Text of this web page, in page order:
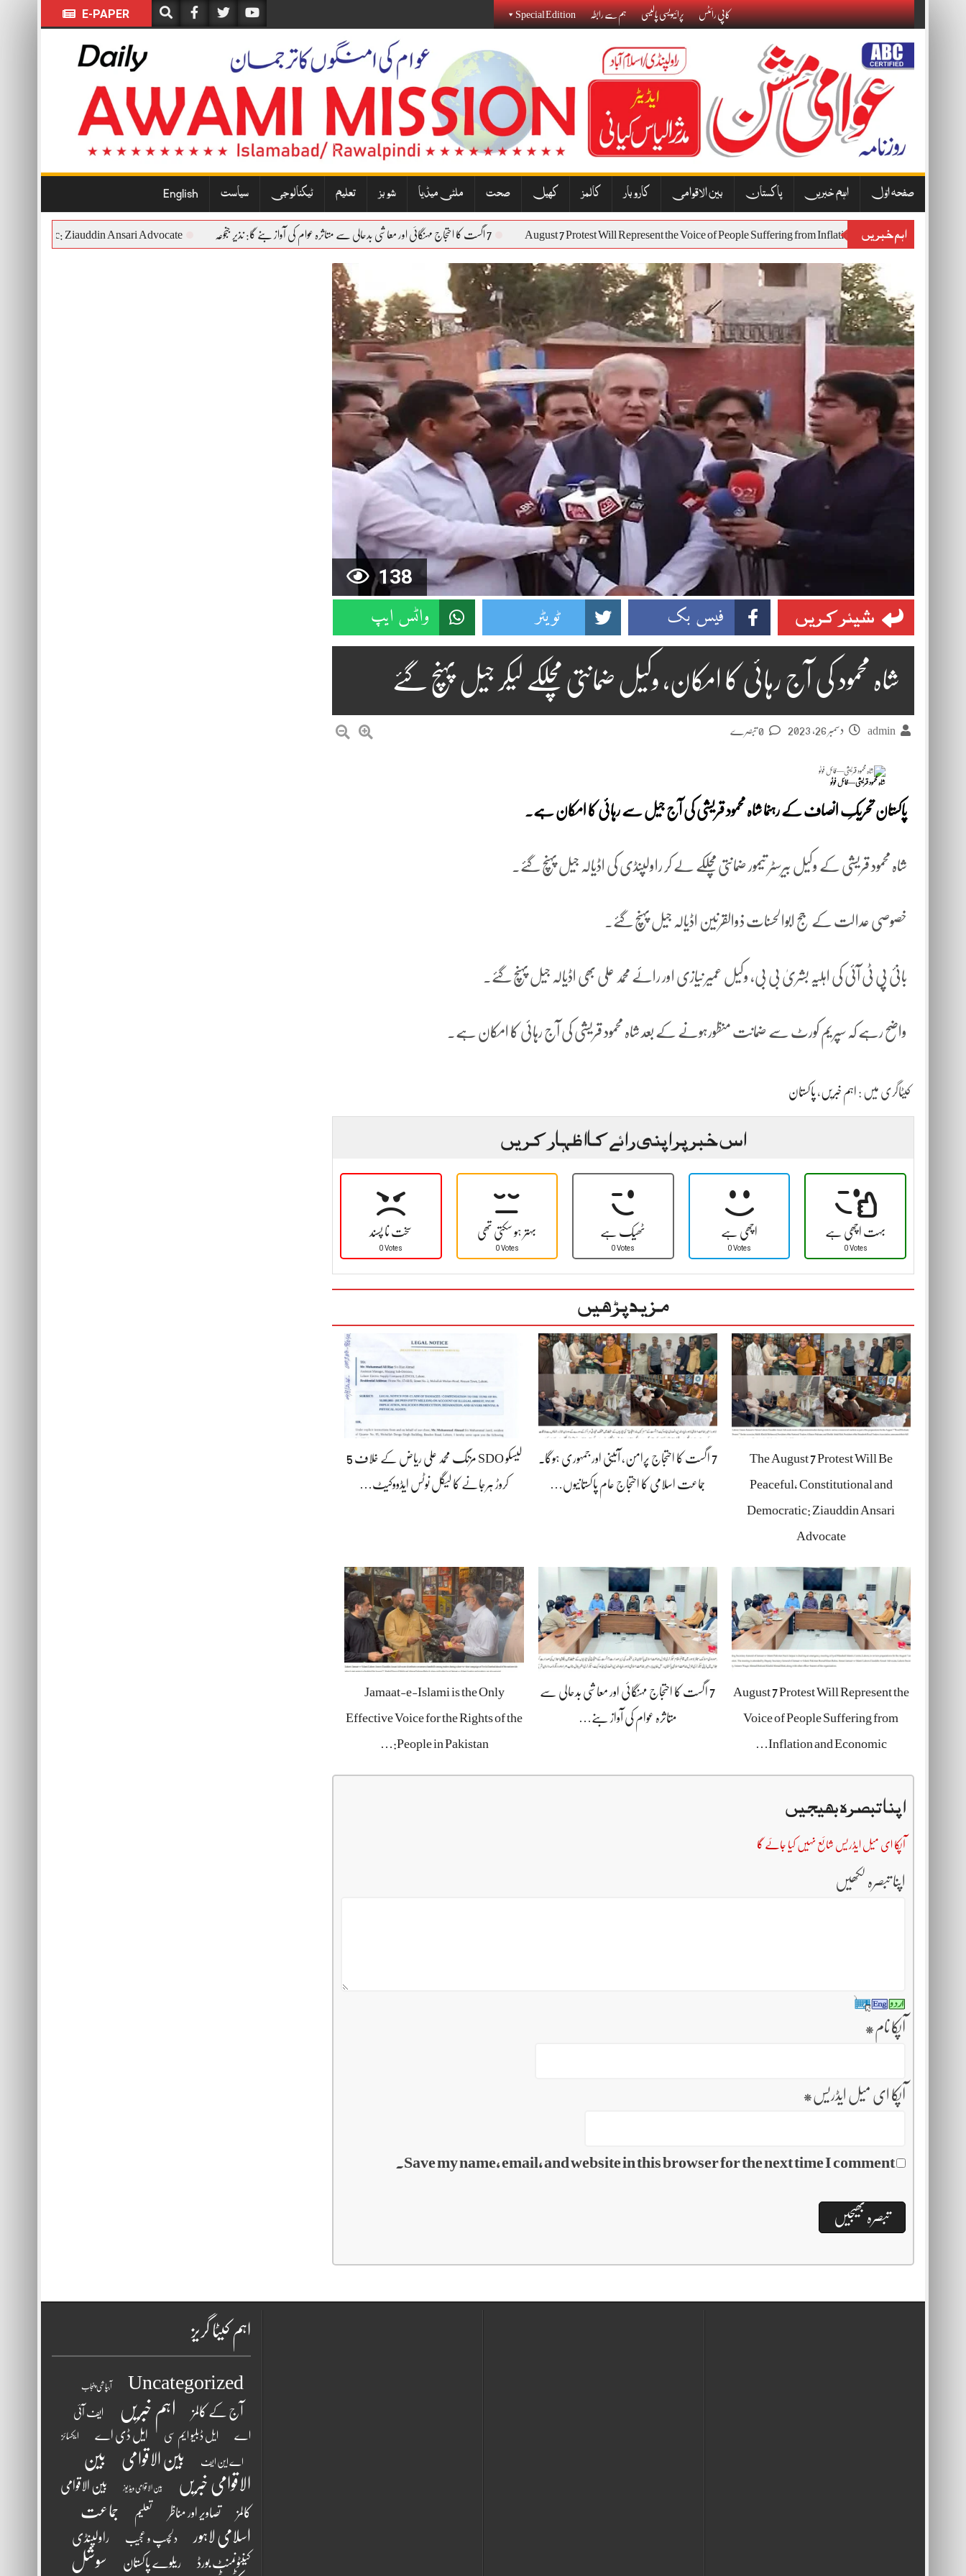
E-PAPER کاپی رائٹس پرائیویسی پالیسی ہم سے رابطہ Special Edition
صفحہ اوّل اہم خبریں پاکستان بین الاقوامی کاروبار کالمز کھیل صحت ملٹی میڈیا شوبز تعلیم ٹیکنالوجی سیاست English
اہم خبریں
August 7 Protest Will Represent the Voice of People Suffering from Inflation and Economic
and Democratic: Ziauddin Ansari Advocate
138
شیئر کریں فیس بک ٹویٹر واٹس ایپ
شاہ محمود کی آج رہائی کا امکان، وکیل ضمانتی مچلکے لیکر جیل پہنچ گئے
admin دسمبر 26, 2023
شاہ محمود قریشی—فائل فوٹو
پاکستان تحریکِ انصاف کے رہنما شاہ محمود قریشی کی آج جیل سے رہائی کا امکان ہے۔
شاہ محمود قریشی کے وکیل بیرسٹر تیمور ضمانتی مچلکے لے کر راولپنڈی کی اڈیالہ جیل پہنچ گئے۔
خصوصی عدالت کے جج ابوالحسنات ذوالقرنین اڈیالہ جیل پہنچ گئے۔
بانیٔ پی ٹی آئی کی اہلیہ بشریٰ بی بی، وکیل عمیر نیازی اور رائے محمد علی بھی اڈیالہ جیل پہنچ گئے۔
واضح رہے کہ سپریم کورٹ سے ضمانت منظورہونے کے بعد شاہ محمود قریشی کی آج رہائی کا امکان ہے۔
کیٹاگری میں : اہم خبریں ، پاکستان
اس خبر پر اپنی رائے کا اظہار کریں
سخت نا پسند
0 Votes
بہتر ہو سکتی تھی
0 Votes
ٹھیک ہے
0 Votes
اچھی ہے
0 Votes
بہت اچھی ہے
0 Votes
مزید پڑھیں
The August 7 Protest Will Be
Peaceful, Constitutional and
Democratic: Ziauddin Ansari
Advocate
7 اگست کا احتجاج پرامن، آئینی اور جمہوری ہوگا۔
جماعت اسلامی کا احتجاج عام پاکستانیوں…
لیسکو SDO مزنگ محمد علی ریاض کے خلاف 5
کروڑ ہرجانے کا لیگل نوٹس ایڈووکیٹ…
August 7 Protest Will Represent the
Voice of People Suffering from
Inflation and Economic…
7 اگست کا احتجاج مہنگائی اور معاشی بدحالی سے
متاثرہ عوام کی آواز بنے…
Jamaat-e-Islami is the Only
Effective Voice for the Rights of the
People in Pakistan:…
اپنا تبصرہ بھیجیں
آپکا ای میل ایڈریس شائع نہیں کیا جائے گا
اپنا تبصرہ لکھیں
آپکا نام *
آپکا ای میل ایڈریس *
Save my name, email, and website in this browser for the next time I comment.
اہم کیٹا گریز
Uncategorized آبپاشی پنجاب
آج کے کالمز اہم خبریں ایف آئی
اے ایل ڈبلیو ایم سی ایل ڈی اے ایکسائز
اے این ایف بین الاقوامی
بین
الاقوامی خبریں
بین الاقوامی ویڈیوز بین الاقوامی
کالمز تصاویر اور مناظر تعلیم
جماعت
اسلامی لاہور
دلچسپ و عجیب راولپنڈی
کینٹونمنٹ بورڈ ریلوے پاکستان سوشل